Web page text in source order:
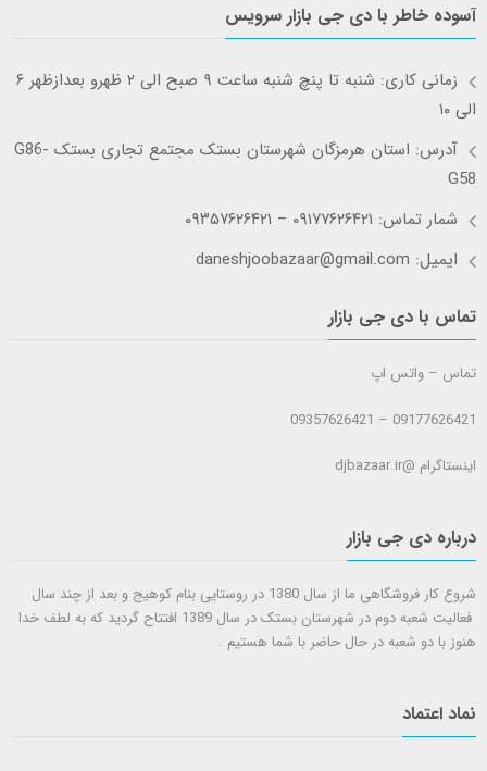
آسوده خاطر با دی جی بازار سرویس
زمانی کاری: شنبه تا پنچ شنبه ساعت ۹ صبح الی ۲ ظهرو بعدازظهر ۶
الی ۱۰
آدرس: استان هرمزگان شهرستان بستک مجتمع تجاری بستک G86-
G58
شمار تماس: ۰۹۱۷۷۶۲۶۴۲۱ – ۰۹۳۵۷۶۲۶۴۲۱
ایمیل: daneshjoobazaar@gmail.com
تماس با دی جی بازار
تماس – واتس اپ
09177626421 – 09357626421
اینستاگرام @djbazaar.ir
درباره دی جی بازار
شروع کار فروشگاهی ما از سال 1380 در روستایی بنام کوهیج و بعد از چند سال
فعالیت شعبه دوم در شهرستان بستک در سال 1389 افتتاح گردید که به لطف خدا
هنوز با دو شعبه در حال حاضر با شما هستيم .
نماد اعتماد